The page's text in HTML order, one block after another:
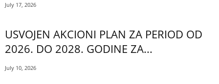
July 17, 2026
USVOJEN AKCIONI PLAN ZA PERIOD OD
2026. DO 2028. GODINE ZA...
July 10, 2026